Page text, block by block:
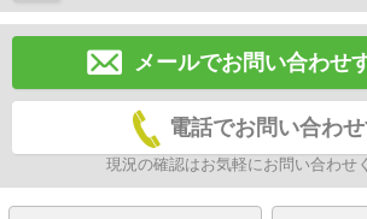
メールでお問い合わせ
電話でお問い合わ
現況の確認はお気軽にお問い合わせ